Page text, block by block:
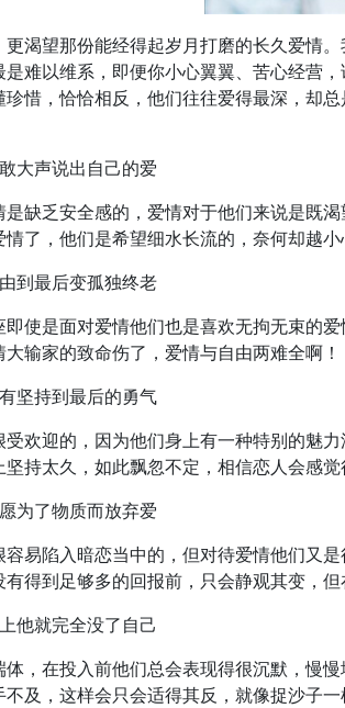
更渴望那份能经得起岁月打磨的长久爱情
是难以维系，即便你小心翼翼、苦心经营
惜，恰恰相反，他们往往爱得最深，却
大声说出自己的爱
是缺乏安全感的，爱情对于他们来说是既
了，他们是希望细水长流的，奈何却越
到最后变孤独终老
即使是面对爱情他们也是喜欢无拘无束的
输家的致命伤了，爱情与自由两难全啊！
坚持到最后的勇气
欢迎的，因为他们身上有一种特别的魅
持太久，如此飘忽不定，相信恋人会感
为了物质而放弃爱
易陷入暗恋当中的，但对待爱情他们又
得到足够多的回报前，只会静观其变，
他就完全没了自己
，在投入前他们总会表现得很沉默，慢
及，这样会只会适得其反，就像捉沙子